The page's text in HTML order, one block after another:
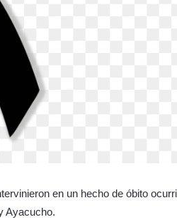
en un hecho de óbito
Ayacucho.